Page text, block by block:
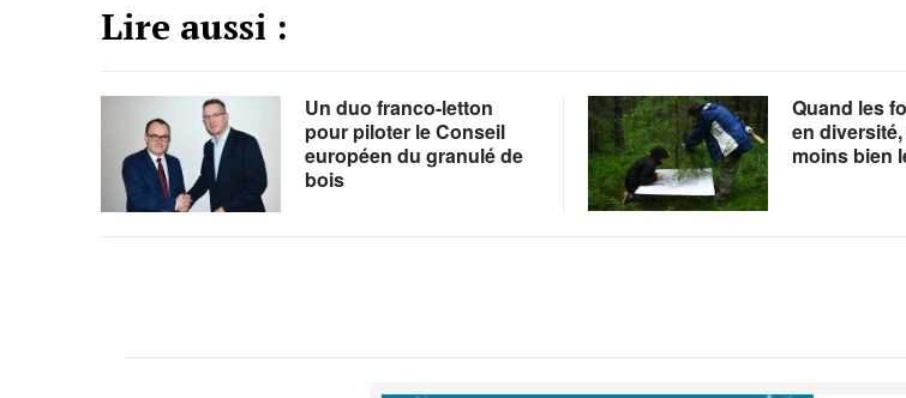
Lire aussi :
Un duo franco-letton
pour piloter le Conseil
européen du granulé de
bois
Quand les
en
moins bien